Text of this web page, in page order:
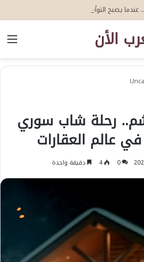
الأن
رحلة شاب سوري
عالم العقارات
0
4 دقيقة واحدة